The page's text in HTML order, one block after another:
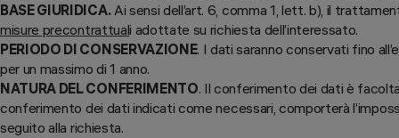
BASE GIURIDICA.Ai sensi dell’art. 6, comma 1, lett. b), il
misure precontrattuali adottate su richiesta dell’interessato.
PERIODO DI CONSERVAZIONE. I dati saranno conservati fino
per un massimo di 1 anno.
NATURA DEL CONFERIMENTO. Il conferimento dei dati è
conferimento dei dati indicati come necessari, comporterà
seguito alla richiesta.